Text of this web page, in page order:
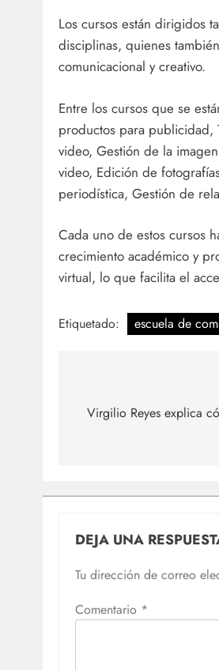
Los cursos están dirigidos
disciplinas, quienes
comunicacional y creativo.
Entre los cursos que se
productos para publicidad,
video, Gestión de la
video, Edición de
periodística, Gestión de
Cada uno de estos cursos
crecimiento académico y
virtual, lo que facilita el
Etiquetado: escuela de
de
Virgilio Reyes explica
DEJA UNA
Tu dirección de correo
Comentario *